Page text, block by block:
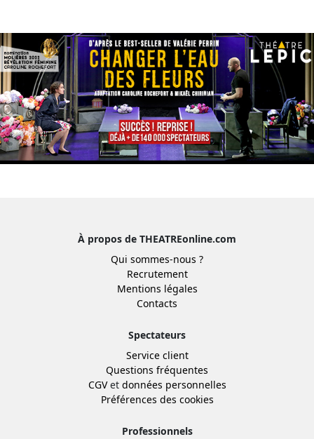
À propos de THEATREonline.com
Qui sommes-nous ?
Recrutement
Mentions légales
Contacts
Spectateurs
Service client
Questions fréquentes
CGVet données personnelles
Préférences des cookies
Professionnels